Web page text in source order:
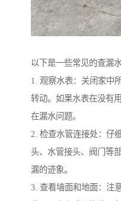
以下是一些常见的查漏水
1. 观察水表：关闭家中
转动。如果水表在没有
在漏水问题。
2. 检查水管连接处：仔
头、水管接头、阀门等
漏的迹象。
3. 查看墙面和地面：注